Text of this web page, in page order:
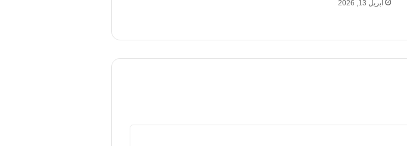
أبريل 13, 2026